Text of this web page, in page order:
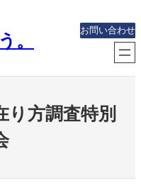
。
お問い合わせ
り方調査特別